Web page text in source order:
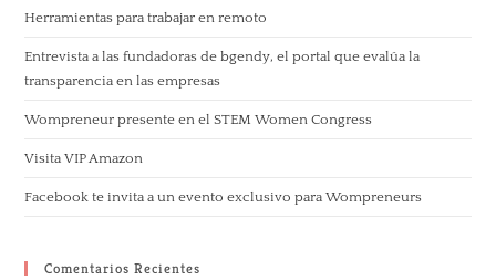
Herramientas para trabajar en remoto
Entrevista a las fundadoras de bgendy, el portal que evalúa la
transparencia en las empresas
Wompreneur presente en el STEM Women Congress
Visita VIP Amazon
Facebook te invita a un evento exclusivo para Wompreneurs
Comentarios Recientes